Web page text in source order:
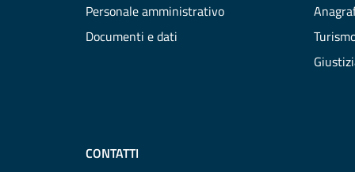
Personale amministrativo
Documenti e dati
CONTATTI